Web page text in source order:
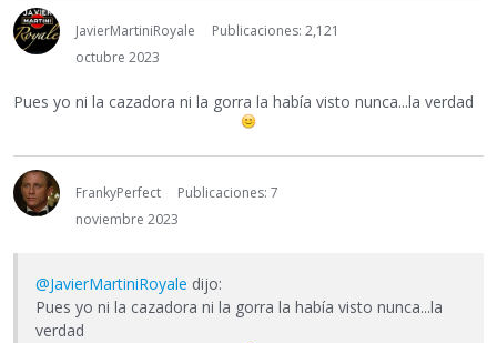
JavierMartiniRoyale
Publicaciones: 2,121
octubre 2023
Pues yo ni la cazadora ni la gorra la había visto nunca...la verdad
FrankyPerfect
Publicaciones: 7
noviembre 2023
@JavierMartiniRoyale dijo:
Pues yo ni la cazadora ni la gorra la había visto nunca...la
verdad